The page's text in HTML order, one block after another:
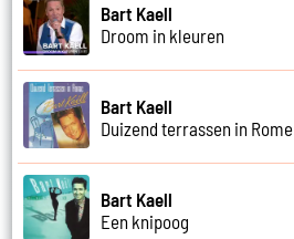
Bart Kaell
Droom in kleuren
Bart Kaell
Duizend terrassen in Rome
Bart Kaell
Een knipoog